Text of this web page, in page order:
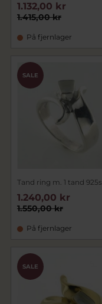
1.415,00 kr
1.132,00 kr
På fjernlager
SALE
Tand ring m. 1 tand 925s
1.550,00 kr
1.240,00 kr
På fjernlager
SALE